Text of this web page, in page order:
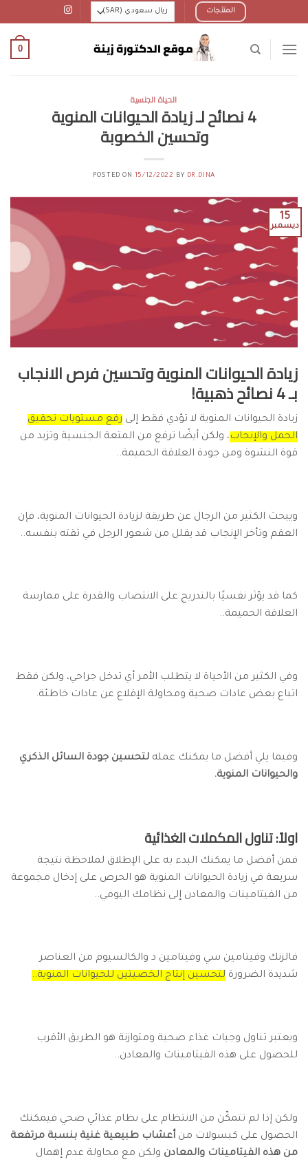
to
المنتجات
0
الحياة الجنسية
4 نصائح لـ زيادة الحيوانات المنوية
وتحسين الخصوبة
POSTED ON 15/12/2022 BY DR.DINA
15
ديسمبر
زيادة الحيوانات المنوية وتحسين فرص الانجاب
بـ 4 نصائح ذهبية!
زيادة الحيوانات المنوية لا تؤدي فقط إلى رفع مستويات تحقيق
الحمل والإنجاب، ولكن أيضًا ترفع من المتعة الجنسية وتزيد من
قوة النشوة ومن جودة العلاقة الحميمة..
ويبحث الكثير من الرجال عن طريقة لزيادة الحيوانات المنوية، فإن
العقم وتأخر الإنجاب قد يقلل من شعور الرجل في ثقته بنفسه..
كما قد يؤثر نفسيًا بالتدريج على الانتصاب والقدرة على ممارسة
العلاقة الحميمة..
وفي الكثير من الأحياة لا يتطلب الأمر أي تدخل جراحي، ولكن فقط
اتباع بعض عادات صحية ومحاولة الإقلاع عن عادات خاطئة.
وفيما يلي أفضل ما يمكنك عمله لتحسين جودة السائل الذكري
والحيوانات المنوية.
اولاً: تناول المكملات الغذائية
فمن أفضل ما يمكنك البدء به على الإطلاق لملاحظة نتيجة
سريعة في زيادة الحيوانات المنوية هو الحرص على إدخال مجموعة
من الفيتامينات والمعادن إلى نظامك اليومي..
فالزنك وفيتامين سي وفيتامين د والكالسيوم من العناصر
شديدة الضرورة لتحسين إنتاج الخصيتين للحيوانات المنوية..
ويعتبر تناول وجبات غذاء صحية ومتوازنة هو الطريق الأقرب
للحصول على هذه الفيتامينات والمعادن..
ولكن إذا لم تتمكّن من الانتظام على نظام غذائي صحي فيمكنك
الحصول على كبسولات من أعشاب طبيعية غنية بنسبة مرتفعة
من هذه الفيتامينات والمعادن ولكن مع محاولة عدم إهمال